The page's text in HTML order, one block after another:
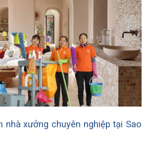
nhà xưởng chuyên nghiệp tại Sao